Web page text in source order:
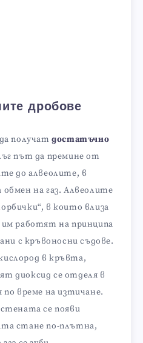
дробове
получатдостатъчно
път да премине от
до алвеолите, в
на газ. Алвеолите
в които влиза
работят на принципа
с кръвоносни съдове.
в кръвта,
диоксид се отделя в
време на изтичане.
се появи
стане по-плътна,